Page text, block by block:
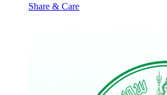
Share & Care